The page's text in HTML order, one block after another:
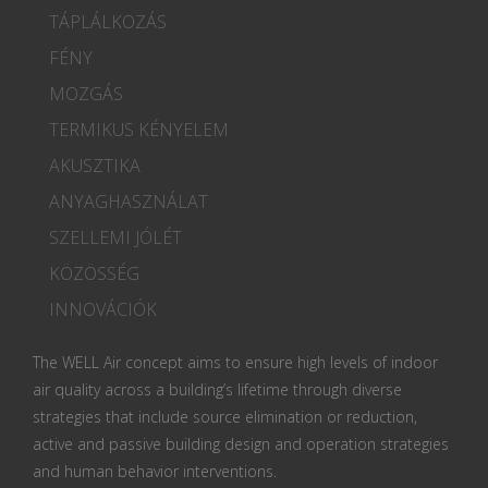
TÁPLÁLKOZÁS
FÉNY
MOZGÁS
TERMIKUS KÉNYELEM
AKUSZTIKA
ANYAGHASZNÁLAT
SZELLEMI JÓLÉT
KÖZÖSSÉG
INNOVÁCIÓK
The WELL Air concept aims to ensure high levels of indoor
air quality across a building’s lifetime through diverse
strategies that include source elimination or reduction,
active and passive building design and operation strategies
and human behavior interventions.